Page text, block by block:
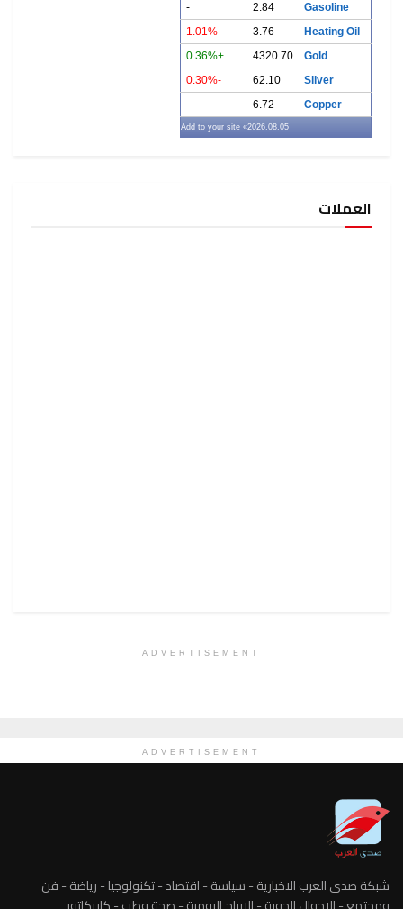
Gasoline
2.84
-
Heating Oil
3.76
-1.01%
Gold
4320.70
+0.36%
Silver
62.10
-0.30%
Copper
6.72
-
2026.08.05
» Add to your site
العملات
ADVERTISEMENT
ADVERTISEMENT
شبكة صدى العرب الاخبارية - سياسة - اقتصاد - تكنولوجيا - رياضة - فن